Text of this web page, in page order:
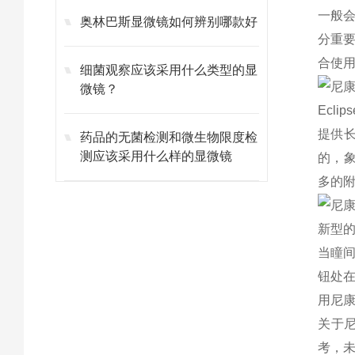
奥林巴斯显微镜如何辨别哪款好
细菌观察应该采用什么类型的显
微镜？
药品的无菌检测和微生物限度检
测应该采用什么样的显微镜
一般
分重
合使
提供
的，
多的
新型
当瞳
钮处
用尼
关于
考，